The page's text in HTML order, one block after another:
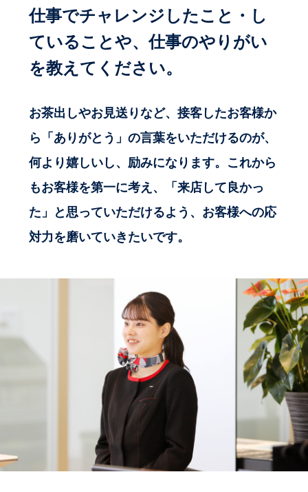
仕事でチャレンジしたこと・し
ていることや、仕事のやりがい
を教えてください。
お茶出しやお見送りなど、接客したお客様か
ら「ありがとう」の言葉をいただけるのが、
何より嬉しいし、励みになります。これから
もお客様を第一に考え、「来店して良かっ
た」と思っていただけるよう、お客様への応
対力を磨いていきたいです。